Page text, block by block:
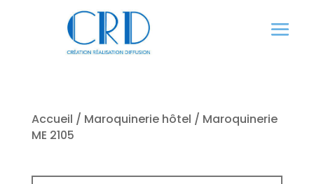
Accueil / Maroquinerie hôtel / Maroquinerie
ME 2105
Panneau de gestion des cookies